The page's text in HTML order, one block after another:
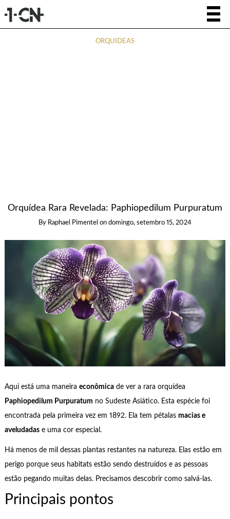
ORQUÍDEAS
Orquídea Rara Revelada: Paphiopedilum Purpuratum
By Raphael Pimentel on domingo, setembro 15, 2024
Aqui está uma maneira econômicade ver a rara orquídea
Paphiopedilum Purpuratum no Sudeste Asiático. Esta espécie foi
encontrada pela primeira vez em 1892. Ela tem pétalas macias e
aveludadase uma cor especial.
Há menos de mil dessas plantas restantes na natureza. Elas estão em
perigo porque seus habitats estão sendo destruídos e as pessoas
estão pegando muitas delas. Precisamos descobrir como salvá-las.
Principais pontos